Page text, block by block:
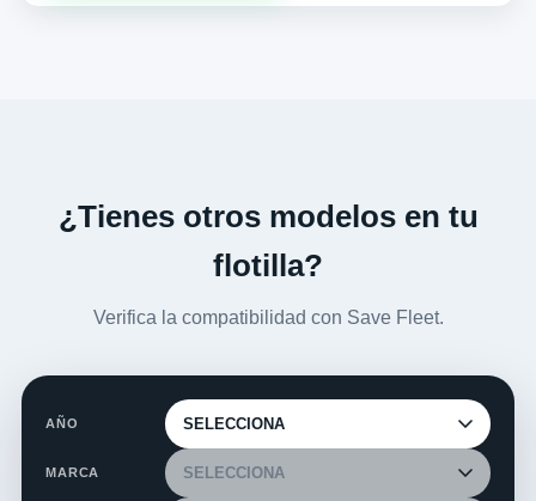
¿Tienes otros modelos en tu
flotilla?
Verifica la compatibilidad con Save Fleet.
AÑO
MARCA